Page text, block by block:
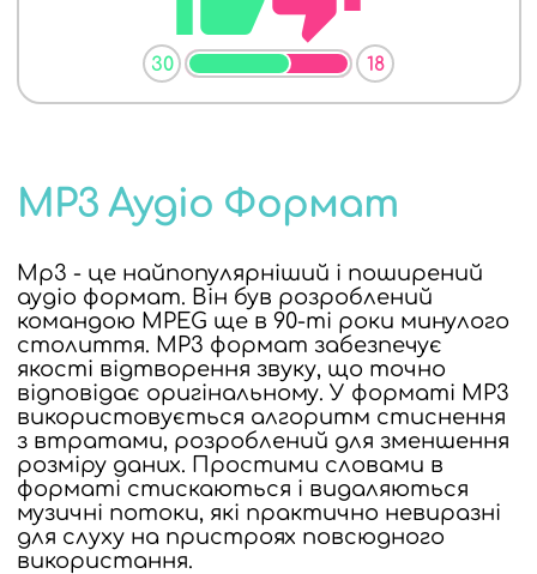
30 18
MP3 Аудіо Формат
Mp3 - це найпопулярніший і поширений
аудіо формат. Він був розроблений
командою MPEG ще в 90-ті роки минулого
столиття. MP3 формат забезпечує
якості відтворення звуку, що точно
відповідає оригінальному. У форматі MP3
використовується алгоритм стиснення
з втратами, розроблений для зменшення
розміру даних. Простими словами в
форматі стискаються і видаляються
музичні потоки, які практично невиразні
для слуху на пристроях повсюдного
використання.